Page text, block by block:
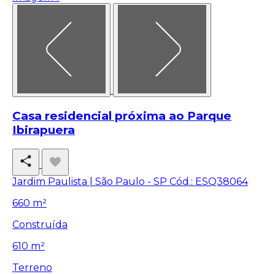
Casa residencial próxima ao Parque
Ibirapuera
Jardim Paulista | São Paulo - SP Cód.: ESQ38064
660 m²
Construída
610 m²
Terreno